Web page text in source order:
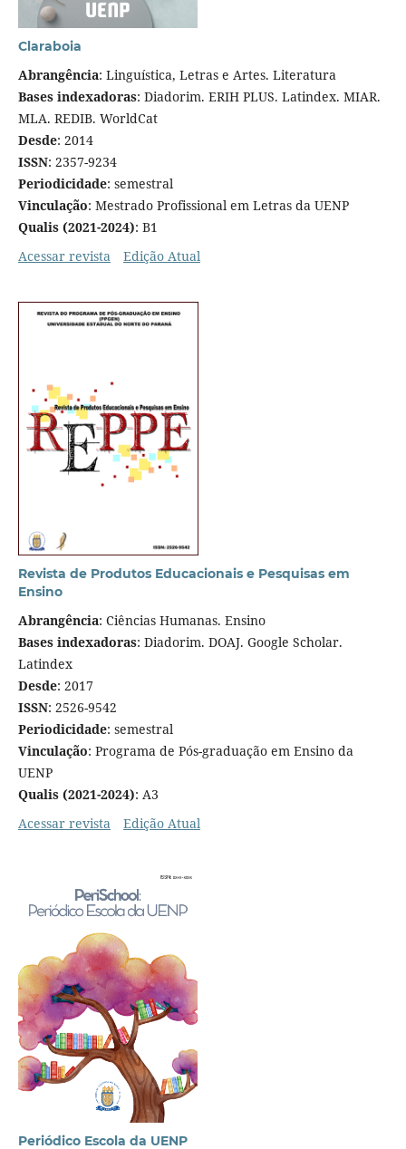
Claraboia
Abrangência: Linguística, Letras e Artes. Literatura
Bases indexadoras: Diadorim. ERIH PLUS. Latindex. MIAR.
MLA. REDIB. WorldCat
Desde: 2014
ISSN: 2357-9234
Periodicidade: semestral
Vinculação: Mestrado Profissional em Letras da UENP
Qualis (2021-2024): B1
Acessar revista
Edição Atual
Revista de Produtos Educacionais e Pesquisas em
Ensino
Abrangência: Ciências Humanas. Ensino
Bases indexadoras: Diadorim. DOAJ. Google Scholar.
Latindex
Desde: 2017
ISSN: 2526-9542
Periodicidade: semestral
Vinculação: Programa de Pós-graduação em Ensino da
UENP
Qualis (2021-2024): A3
Acessar revista
Edição Atual
Periódico Escola da UENP